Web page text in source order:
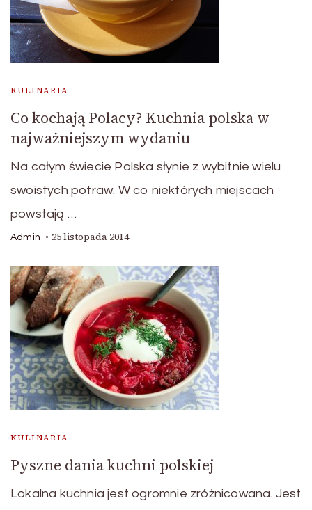
KULINARIA
Co kochają Polacy? Kuchnia polska w
najważniejszym wydaniu
Na całym świecie Polska słynie z wybitnie wielu
swoistych potraw. W co niektórych miejscach
powstają …
Admin 25 listopada 2014
KULINARIA
Pyszne dania kuchni polskiej
Lokalna kuchnia jest ogromnie zróżnicowana. Jest